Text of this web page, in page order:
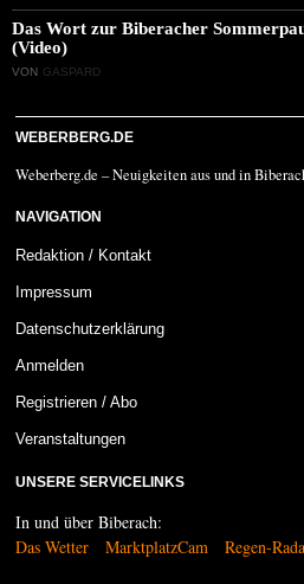
Das Wort zur Biberacher
(Video)
VON GASPARD
WEBERBERG.DE
Weberberg.de – Neuigkeiten aus und in
NAVIGATION
Redaktion / Kontakt
Impressum
Datenschutzerklärung
Anmelden
Registrieren / Abo
Veranstaltungen
UNSERE SERVICELINKS
In und über Biberach:
Das Wetter
MarktplatzCam Regen-